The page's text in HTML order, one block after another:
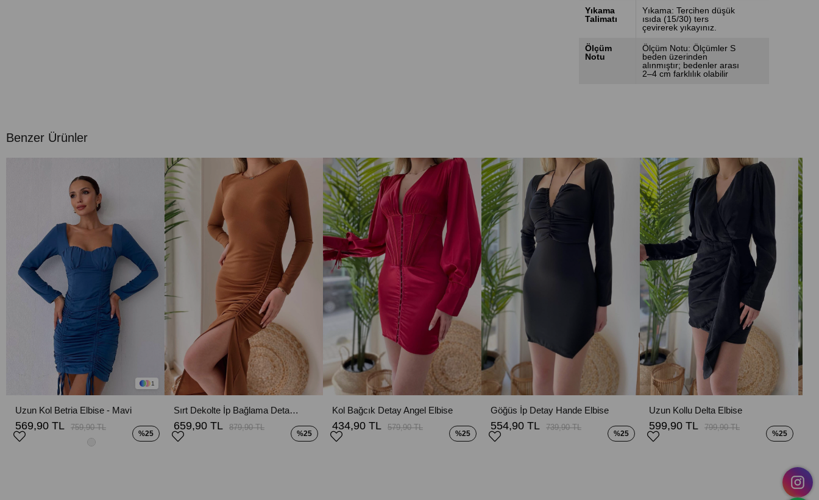
Yıkama
Talimatı
Yıkama: Tercihen düşük
ısıda (15/30) ters
çevirerek yıkayınız.
Ölçüm
Notu
Ölçüm Notu: Ölçümler S
beden üzerinden
alınmıştır; bedenler arası
2–4 cm farklılık olabilir
Benzer Ürünler
1
Uzun Kol Betria Elbise - Mavi
569,90 TL 759,90 TL
%25
Sırt Dekolte İp Bağlama Detay Elbise - Kahverengi
659,90 TL 879,90 TL
%25
Kol Bağcık Detay Angel Elbise
434,90 TL 579,90 TL
%25
Göğüs İp Detay Hande Elbise
554,90 TL 739,90 TL
%25
Uzun Kollu Delta Elbise
599,90 TL 799,90 TL
%25